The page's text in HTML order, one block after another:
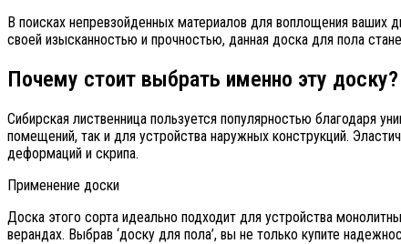
В поисках непревзойденных материалов для воплощения ваших
своей изысканностью и прочностью, данная доска для пола
Почему стоит выбрать именно эту доску?
Сибирская лиственница пользуется популярностью благодаря
помещений, так и для устройства наружных конструкций.
деформаций и скрипа.
Применение доски
Доска этого сорта идеально подходит для устройства
верандах. Выбрав ‘доску для пола’, вы не только купите